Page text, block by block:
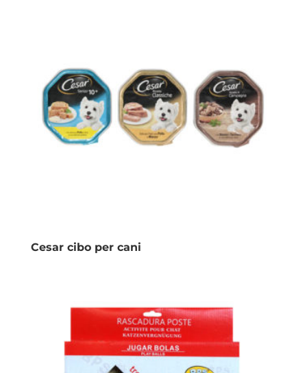
Cesar cibo per cani